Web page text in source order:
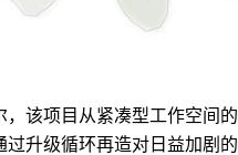
，该项目从紧凑型工作空间
升级循环再造对日益加剧